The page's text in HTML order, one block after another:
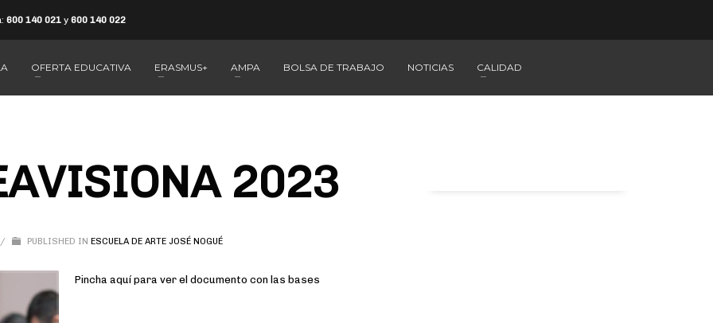
600 140 021 y 600 140 022
OFERTA EDUCATIVA ERASMUS+ AMPA BOLSA DE TRABAJO NOTICIAS CALIDAD
2023
/ PUBLISHED IN ESCUELA DE ARTE JOSÉ NOGUÉ
Pincha aquí para ver el documento con las bases